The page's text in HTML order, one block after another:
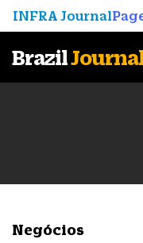
INFRA Journal
Brazil
Negócios